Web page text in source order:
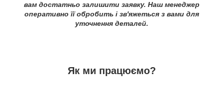
вам достатньо залишити заявку. Наш менеджер
оперативно її обробить і зв'яжеться з вами для
уточнення деталей.
Як ми працюємо?